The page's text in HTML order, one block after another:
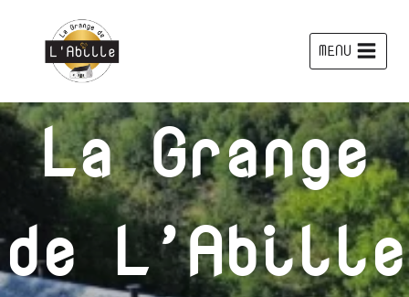
contenu
MENU
La Grange
de L’Abille